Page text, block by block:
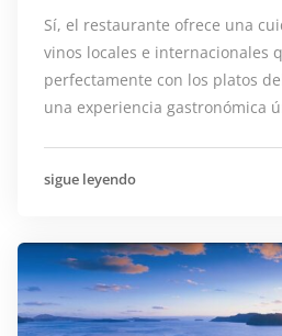
Sí, el restaurante ofrece una
vinos locales e internacionales
perfectamente con los platos
una experiencia gastronómica
sigue leyendo